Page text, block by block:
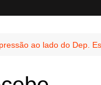
ao lado do Dep.